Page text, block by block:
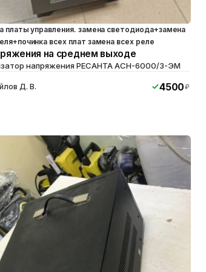
платы управления. замена светодиода+замена
всех плат замена всех реле
на среднем выходе
напряжения РЕСАНТА ACH-6000/3-ЭМ
Д. В. 4500₽